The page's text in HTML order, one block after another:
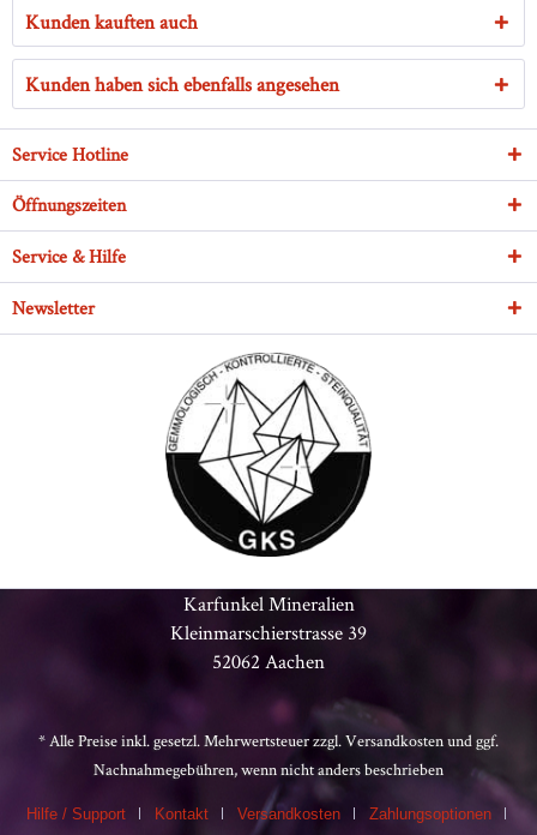
Kunden kauften auch
Kunden haben sich ebenfalls angesehen
Service Hotline
Öffnungszeiten
Service & Hilfe
Newsletter
Karfunkel Mineralien
Kleinmarschierstrasse 39
52062 Aachen
* Alle Preise inkl. gesetzl. Mehrwertsteuer zzgl.Versandkostenund ggf.
Nachnahmegebühren, wenn nicht anders beschrieben
Hilfe / Support Kontakt Versandkosten Zahlungsoptionen